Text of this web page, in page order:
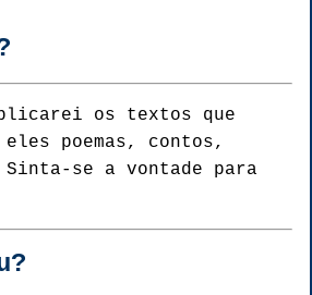
os textos que
poemas, contos,
se a vontade para